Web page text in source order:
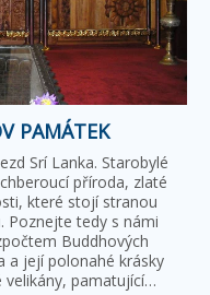
PAMÁTEK
Srí Lanka. Starobylé
příroda, zlaté
které stojí stranou
Poznejte tedy s námi
Buddhových
a její polonahé krásky
velikány, pamatující…